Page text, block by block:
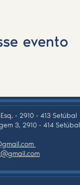
evento
- 2910 - 413 Setúbal
3, 2910 - 414 Setúbal